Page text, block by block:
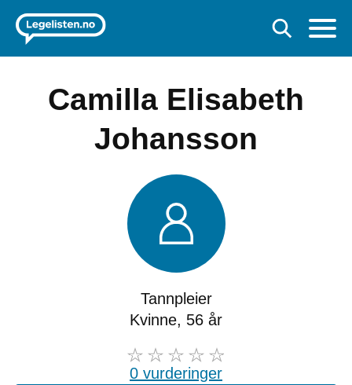
Camilla Elisabeth
Johansson
Tannpleier
Kvinne, 56 år
0 vurderinger